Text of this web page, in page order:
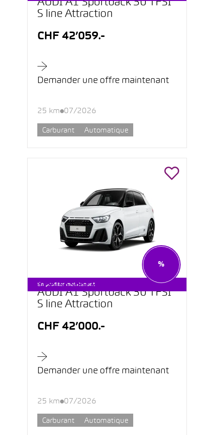
AUDI A1 Sportback 30 TFSI
S line Attraction
CHF 42’059.-
Demander une offre maintenant
25 km 07/2026
Carburant Automatique
En profiter maintenant
%
STARTER CARS DÈS CHF 199.–
AUDI A1 Sportback 30 TFSI
S line Attraction
CHF 42’000.-
Demander une offre maintenant
25 km 07/2026
Carburant Automatique